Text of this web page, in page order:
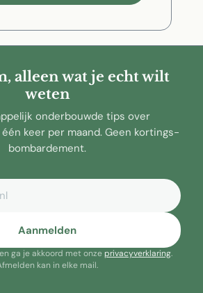
alleen wat je echt wilt
weten
onderbouwde tips over
keer per maand. Geen kortings-
bombardement.
Aanmelden
ga je akkoord met onzeprivacyverklaring.
kan in elke mail.